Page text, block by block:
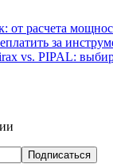
от расчета
за
vs. PIPAL:
Подписаться